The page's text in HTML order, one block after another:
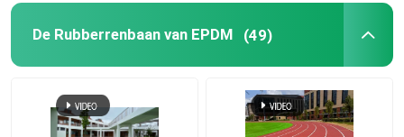
Kunstmatige Gazontoebehoren
Elektrische Bouwmachines
De Rubberrenbaan van EPDM (49)